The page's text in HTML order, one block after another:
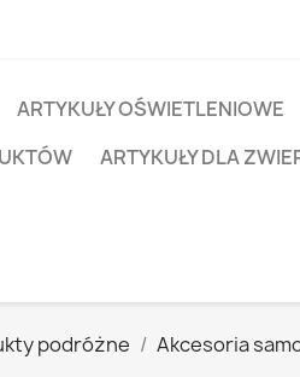
ARTYKUŁY OŚWIETLENIOWE
ARTYKUŁY DLA
podróżne Akcesoria